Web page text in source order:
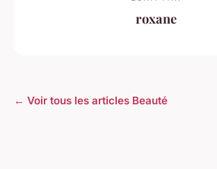
roxane
← Voir tous les articles Beauté